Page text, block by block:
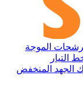
الموجة
التيار
الجهد المنخفض